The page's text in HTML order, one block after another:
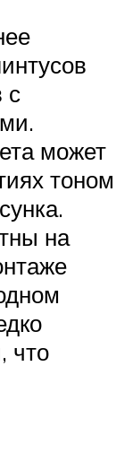
с
может
тоном
на
что